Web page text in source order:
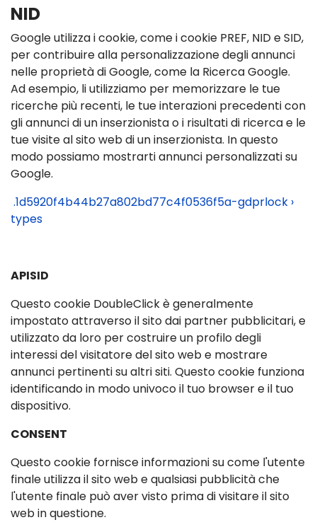
NID
Google utilizza i cookie, come i cookie PREF, NID e SID,
per contribuire alla personalizzazione degli annunci
nelle proprietà di Google, come la Ricerca Google.
Ad esempio, li utilizziamo per memorizzare le tue
ricerche più recenti, le tue interazioni precedenti con
gli annunci di un inserzionista o i risultati di ricerca e le
tue visite al sito web di un inserzionista. In questo
modo possiamo mostrarti annunci personalizzati su
Google.
.1d5920f4b44b27a802bd77c4f0536f5a-gdprlock ›
types
APISID
Questo cookie DoubleClick è generalmente
impostato attraverso il sito dai partner pubblicitari, e
utilizzato da loro per costruire un profilo degli
interessi del visitatore del sito web e mostrare
annunci pertinenti su altri siti. Questo cookie funziona
identificando in modo univoco il tuo browser e il tuo
dispositivo.
CONSENT
Questo cookie fornisce informazioni su come l'utente
finale utilizza il sito web e qualsiasi pubblicità che
l'utente finale può aver visto prima di visitare il sito
web in questione.